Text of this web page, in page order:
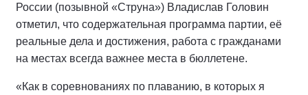
России (позывной «Струна») Владислав Головин
отметил, что содержательная программа партии, её
реальные дела и достижения, работа с гражданами
на местах всегда важнее места в бюллетене.
«Как в соревнованиях по плаванию, в которых я